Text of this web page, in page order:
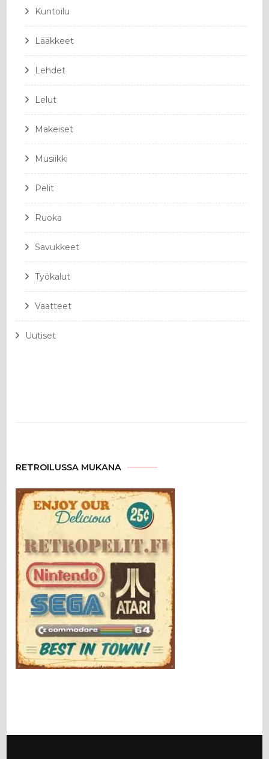
Kuntoilu
Lääkkeet
Lehdet
Lelut
Makeiset
Musiikki
Pelit
Ruoka
Savukkeet
Työkalut
Vaatteet
Uutiset
RETROILUSSA MUKANA